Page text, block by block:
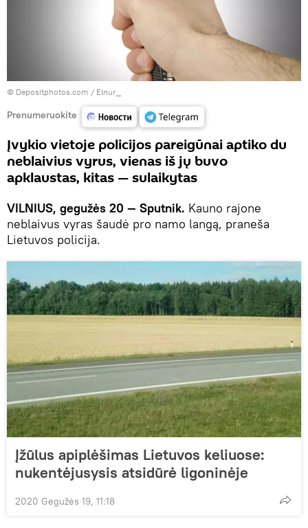
© Depositphotos.com / Elnur_
Prenumeruokite
Įvykio vietoje policijos pareigūnai aptiko du
neblaivius vyrus, vienas iš jų buvo
apklaustas, kitas — sulaikytas
VILNIUS, gegužės 20 — Sputnik. Kauno rajone
neblaivus vyras šaudė pro namo langą, praneša
Lietuvos policija.
Įžūlus apiplėšimas Lietuvos keliuose:
nukentėjusysis atsidūrė ligoninėje
2020 Gegužės 19, 11:18